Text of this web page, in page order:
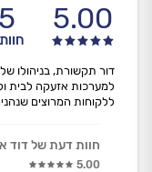
5.00
דור תקשורת, בניהולו
למערכות אזעקה לבית
ללקוחות המרוצים
חוות דעת של דוד
5.00